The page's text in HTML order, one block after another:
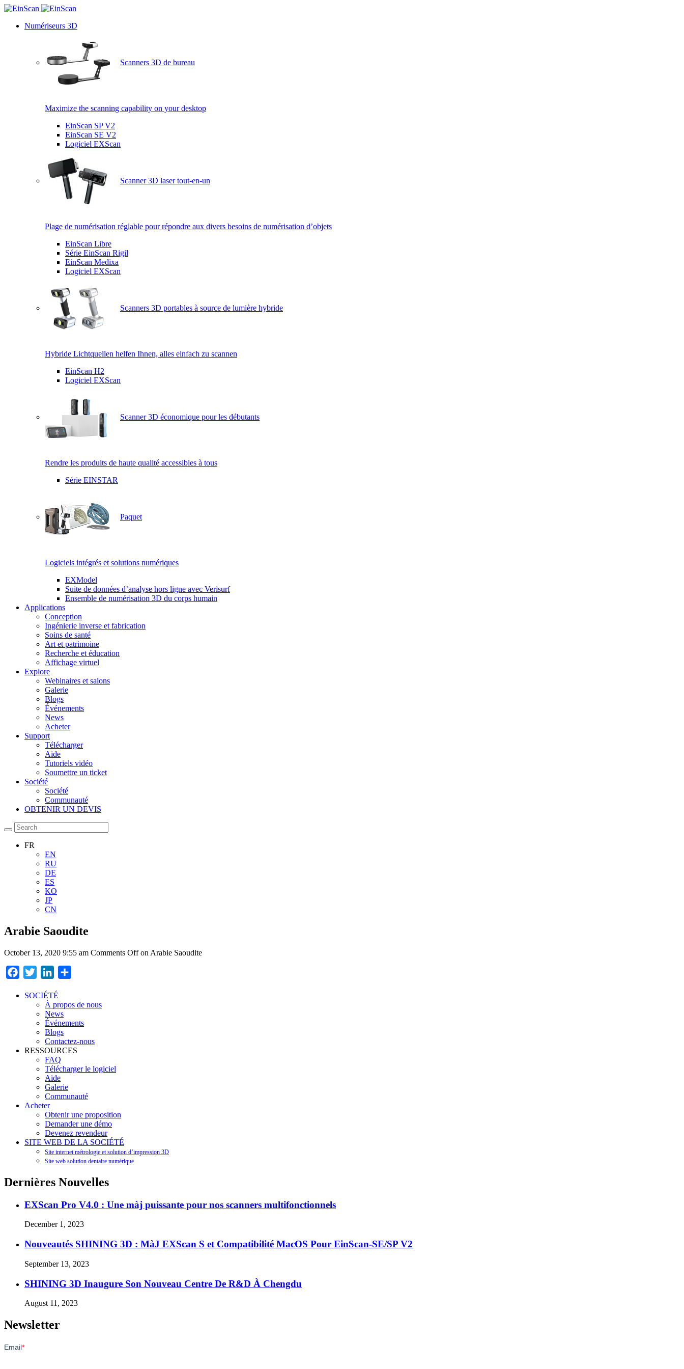
Numériseurs 3D
Scanners 3D de bureau
Maximize the scanning capability on your desktop
EinScan SP V2
EinScan SE V2
Logiciel EXScan
Scanner 3D laser tout-en-un
Plage de numérisation réglable pour répondre aux divers besoins de numérisation d’objets
EinScan Libre
Série EinScan Rigil
EinScan Medixa
Logiciel EXScan
Scanners 3D portables à source de lumière hybride
Hybride Lichtquellen helfen Ihnen, alles einfach zu scannen
EinScan H2
Logiciel EXScan
Scanner 3D économique pour les débutants
Rendre les produits de haute qualité accessibles à tous
Série EINSTAR
Paquet
Logiciels intégrés et solutions numériques
EXModel
Suite de données d’analyse hors ligne avec Verisurf
Ensemble de numérisation 3D du corps humain
Applications
Conception
Ingénierie inverse et fabrication
Soins de santé
Art et patrimoine
Recherche et éducation
Affichage virtuel
Explore
Webinaires et salons
Galerie
Blogs
Événements
News
Acheter
Support
Télécharger
Aide
Tutoriels vidéo
Soumettre un ticket
Société
Société
Communauté
OBTENIR UN DEVIS
FR
EN
RU
DE
ES
KO
JP
CN
Arabie Saoudite
October 13, 2020 9:55 am Comments Offon Arabie Saoudite
Facebook
Twitter LinkedIn
SOCIÉTÉ
À propos de nous
News
Événements
Blogs
Contactez-nous
RESSOURCES
FAQ
Télécharger le logiciel
Aide
Galerie
Communauté
Acheter
Obtenir une proposition
Demander une démo
Devenez revendeur
SITE WEB DE LA SOCIÉTÉ
Site internet métrologie et solution d’impression 3D
Site web solution dentaire numérique
Dernières Nouvelles
EXScan Pro V4.0 : Une màj puissante pour nos scanners multifonctionnels
December 1, 2023
Nouveautés SHINING 3D : MàJ EXScan S et Compatibilité MacOS Pour EinScan-SE/SP V2
September 13, 2023
SHINING 3D Inaugure Son Nouveau Centre De R&D À Chengdu
August 11, 2023
Newsletter